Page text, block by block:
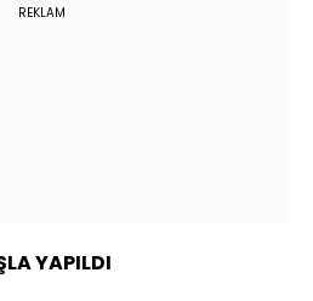
REKLAM
YAPILDI